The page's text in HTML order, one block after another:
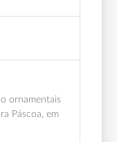
ornamentais
Páscoa, em